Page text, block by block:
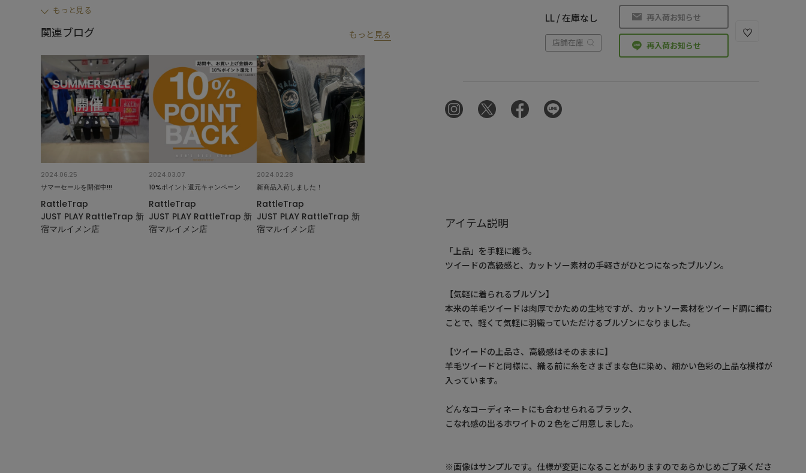
もっと見る
関連ブログ もっと 見る
2024.06.25
サマーセールを開催中!!!
RattleTrap
JUST PLAY RattleTrap 新
宿マルイメン店
2024.03.07
10%ポイント還元キャンペーン
RattleTrap
JUST PLAY RattleTrap 新
宿マルイメン店
2024.02.28
新商品入荷しました！
RattleTrap
JUST PLAY RattleTrap 新
宿マルイメン店
LL / 在庫なし
店舗在庫
再入荷お知らせ
再入荷お知らせ
アイテム説明
「上品」を手軽に纏う。
ツイードの高級感と、カットソー素材の手軽さがひとつになったブルゾン。
【気軽に着られるブルゾン】
本来の羊毛ツイードは肉厚でかための生地ですが、カットソー素材をツイード調に編む
ことで、軽くて気軽に羽織っていただけるブルゾンになりました。
【ツイードの上品さ、高級感はそのままに】
羊毛ツイードと同様に、織る前に糸をさまざまな色に染め、細かい色彩の上品な模様が
入っています。
どんなコーディネートにも合わせられるブラック、
こなれ感の出るホワイトの２色をご用意しました。
※画像はサンプルです。仕様が変更になることがありますのであらかじめご了承くださ